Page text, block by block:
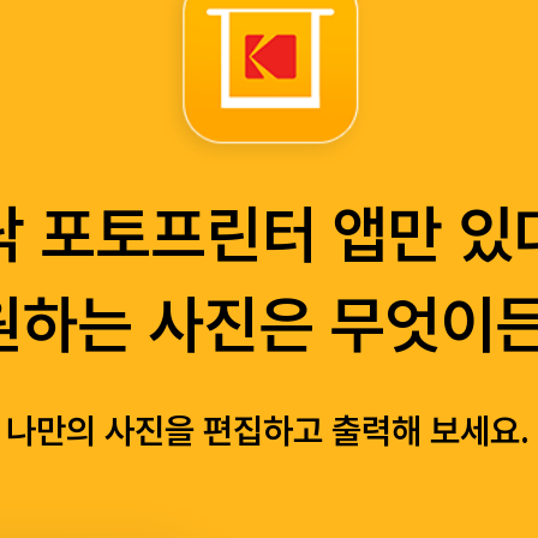
포토프린터 앱만 있
하는 사진은 무엇이
나만의 사진을 편집하고 출력해 보세요.